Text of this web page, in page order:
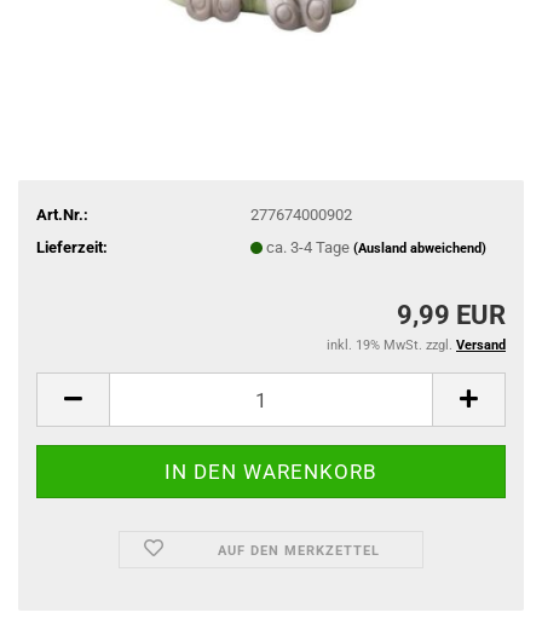
Art.Nr.:
277674000902
Lieferzeit:
ca. 3-4 Tage (Ausland abweichend)
9,99 EUR
inkl. 19% MwSt. zzgl. Versand
AUF DEN MERKZETTEL